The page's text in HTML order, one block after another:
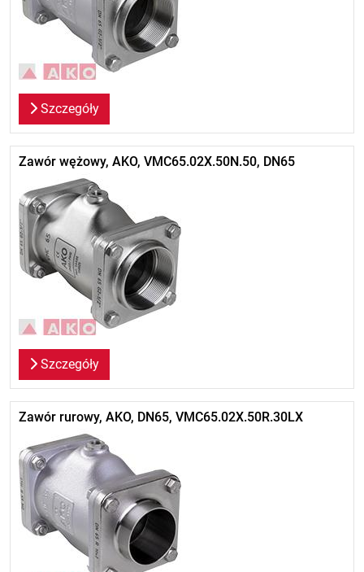
Szczegóły
Zawór wężowy, AKO, VMC65.02X.50N.50, DN65
Szczegóły
Zawór rurowy, AKO, DN65, VMC65.02X.50R.30LX